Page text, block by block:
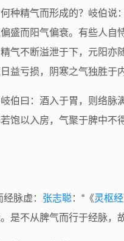
种精气而形成的？岐伯
盛而阳气偏衰。有些人
气不断溢泄于下，元阳
益亏损，阴寒之气独胜于
伯曰：酒入于胃，则络
饱以入房，气聚于脾中
脉虚： 张志聪 ：“《灵枢经
是不从脾气而行于经脉，